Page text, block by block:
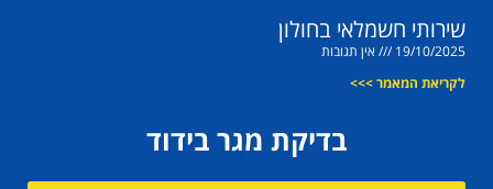
שירותי חשמלאי בחולון
19/10/2025
אין תגובות
לקריאת המאמר >>>
בדיקת מגר בידוד